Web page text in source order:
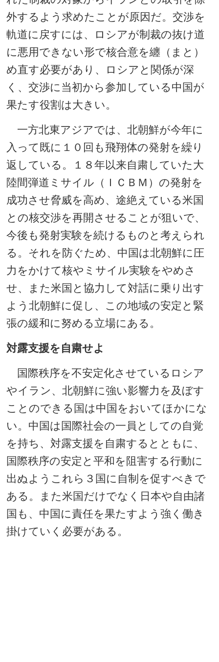
外するよう求めたことが原因だ。交渉を
軌道に戻すには、ロシアが制裁の抜け道
に悪用できない形で核合意を纏（まと）
め直す必要があり、ロシアと関係が深
く、交渉に当初から参加している中国が
果たす役割は大きい。
一方北東アジアでは、北朝鮮が今年に
入って既に１０回も飛翔体の発射を繰り
返している。１８年以来自粛していた大
陸間弾道ミサイル（ＩＣＢＭ）の発射を
成功させ脅威を高め、途絶えている米国
との核交渉を再開させることが狙いで、
今後も発射実験を続けるものと考えられ
る。それを防ぐため、中国は北朝鮮に圧
力をかけて核やミサイル実験をやめさ
せ、また米国と協力して対話に乗り出す
よう北朝鮮に促し、この地域の安定と緊
張の緩和に努める立場にある。
対露支援を自粛せよ
国際秩序を不安定化させているロシア
やイラン、北朝鮮に強い影響力を及ぼす
ことのできる国は中国をおいてほかにな
い。中国は国際社会の一員としての自覚
を持ち、対露支援を自粛するとともに、
国際秩序の安定と平和を阻害する行動に
出ぬようこれら３国に自制を促すべきで
ある。また米国だけでなく日本や自由諸
国も、中国に責任を果たすよう強く働き
掛けていく必要がある。